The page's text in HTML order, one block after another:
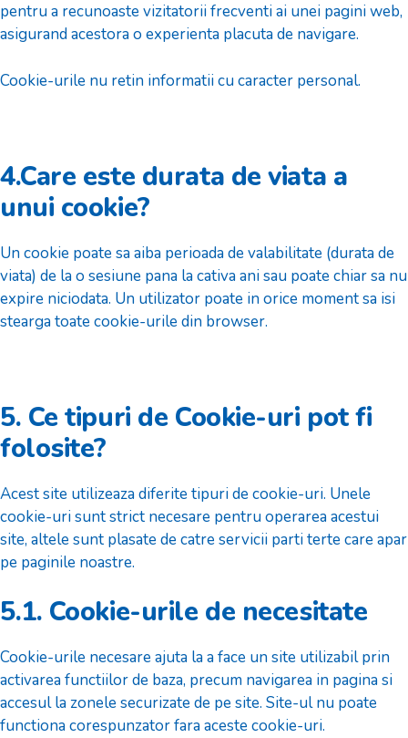
pentru a recunoaste vizitatorii frecventi ai unei pagini web,
asigurand acestora o experienta placuta de navigare.
Cookie-urile nu retin informatii cu caracter personal.
4.Care este durata de viata a
unui cookie?
Un cookie poate sa aiba perioada de valabilitate (durata de
viata) de la o sesiune pana la cativa ani sau poate chiar sa nu
expire niciodata. Un utilizator poate in orice moment sa isi
stearga toate cookie-urile din browser.
5. Ce tipuri de Cookie-uri pot fi
folosite?
Acest site utilizeaza diferite tipuri de cookie-uri. Unele
cookie-uri sunt strict necesare pentru operarea acestui
site, altele sunt plasate de catre servicii parti terte care apar
pe paginile noastre.
5.1. Cookie-urile de necesitate
Cookie-urile necesare ajuta la a face un site utilizabil prin
activarea functiilor de baza, precum navigarea in pagina si
accesul la zonele securizate de pe site. Site-ul nu poate
functiona corespunzator fara aceste cookie-uri.